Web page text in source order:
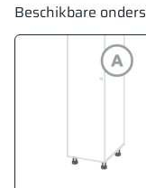
Beschikbare